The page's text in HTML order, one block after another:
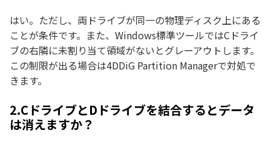
はい。ただし、両ドライブが同一の物理ディスク上にある
ことが条件です。また、Windows標準ツールではCドライ
ブの右隣に未割り当て領域がないとグレーアウトします。
この制限が出る場合は4DDiG Partition Managerで対処で
きます。
2.CドライブとDドライブを結合するとデータ
は消えますか？